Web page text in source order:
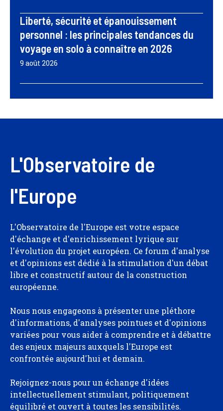
Liberté, sécurité et épanouissement
personnel : les principales tendances du
voyage en solo à connaître en 2026
9 août 2026
L'Observatoire de
l'Europe
L'Observatoire de l'Europe est votre espace
d'échange et d'enrichissement lyrique sur
l'évolution du projet européen. Ce forum d'analyse
et d'opinions est dédié à la stimulation d'un débat
libre et constructif autour de la construction
européenne.
Nous nous engageons à présenter une pléthore
d'informations, d'analyses pointues et d'opinions
variées pour vous aider à comprendre et à débattre
des enjeux majeurs auxquels l'Europe est
confrontée aujourd'hui et demain.
Rejoignez-nous pour un échange d'idées
intellectuellement stimulant, politiquement
équilibré et ouvert à toutes les sensibilités.